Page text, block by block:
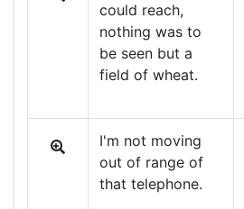
could reach,
nothing was to
be seen but a
field of wheat.
I'm not moving
out of range of
that telephone.